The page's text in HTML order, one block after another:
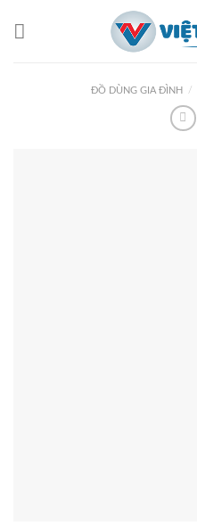
ĐỒ DÙNG GIA ĐÌNH /